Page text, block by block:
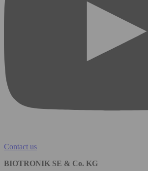
Contact us
BIOTRONIK SE & Co. KG